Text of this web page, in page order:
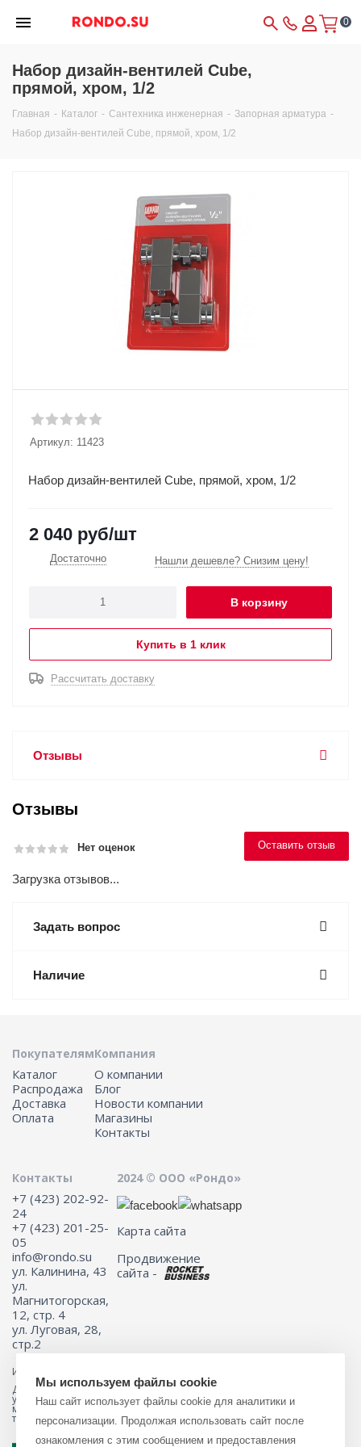
0
Набор дизайн-вентилей Cube,
прямой, хром, 1/2
Главная - Каталог - Сантехника инженерная - Запорная арматура -
Набор дизайн-вентилей Cube, прямой, хром, 1/2
Артикул: 11423
Набор дизайн-вентилей Cube, прямой, хром, 1/2
2 040 руб/шт
Достаточно Нашли дешевле? Снизим цену!
В корзину
Купить в 1 клик
Рассчитать доставку
Отзывы
Отзывы
Нет оценок Оставить отзыв
Загрузка отзывов...
Задать вопрос
Наличие
Покупателям
Каталог
Распродажа
Доставка
Оплата
Компания
О компании
Блог
Новости компании
Магазины
Контакты
Контакты
+7 (423) 202-92-
24
+7 (423) 201-25-
05
info@rondo.su
ул. Калинина, 43
ул.
Магнитогорская,
12, стр. 4
ул. Луговая, 28,
стр.2
2024 © ООО «Рондо»
Карта сайта
Продвижение
сайта -
Информация на сайте не является публичной офертой.
Для получения подробной информации о наличии и стоимости
указанных товаров и (или) услуг, пожалуйста, обращайтесь к
менеджеру сайта с помощью специальной формы связи или по
телефону 8 (423) 201-25-05
Мы используем файлы cookie
Наш сайт использует файлы cookie для аналитики и
персонализации. Продолжая использовать сайт после
ознакомления с этим сообщением и предоставления